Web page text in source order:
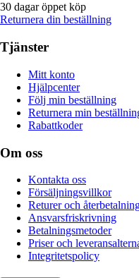
30 dagar öppet köp
Returnera din beställning
Tjänster
Mitt konto
Hjälpcenter
Följ min beställning
Returnera min
Rabattkoder
Om oss
Kontakta oss
Försäljningsvillkor
Returer och
Ansvarsfriskrivning
Betalningsmetoder
Priser och
Integritetspolicy